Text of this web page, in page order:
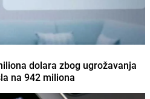
dolara zbog ugrožavanja
na 942 miliona